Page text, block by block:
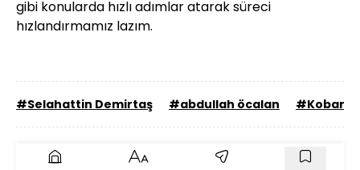
gibi konularda hızlı adımlar atarak süreci
hızlandırmamız lazım.
#Selahattin Demirtaş #abdullah öcalan #Kobani